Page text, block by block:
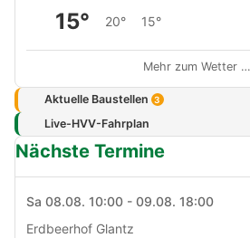
15° 20° 15°
Mehr zum Wetter …
Aktuelle Baustellen 3
Live-HVV-Fahrplan
Nächste Termine
Sa 08.08. 10:00 - 09.08. 18:00
Erdbeerhof Glantz